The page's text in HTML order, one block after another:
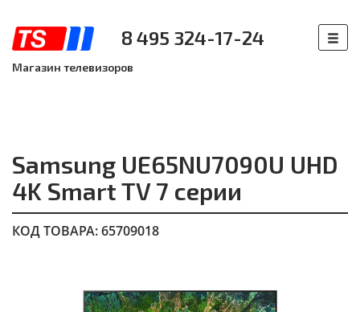
8 495 324-17-24
Магазин телевизоров
Samsung UE65NU7090U UHD
4K Smart TV 7 серии
КОД ТОВАРА: 65709018